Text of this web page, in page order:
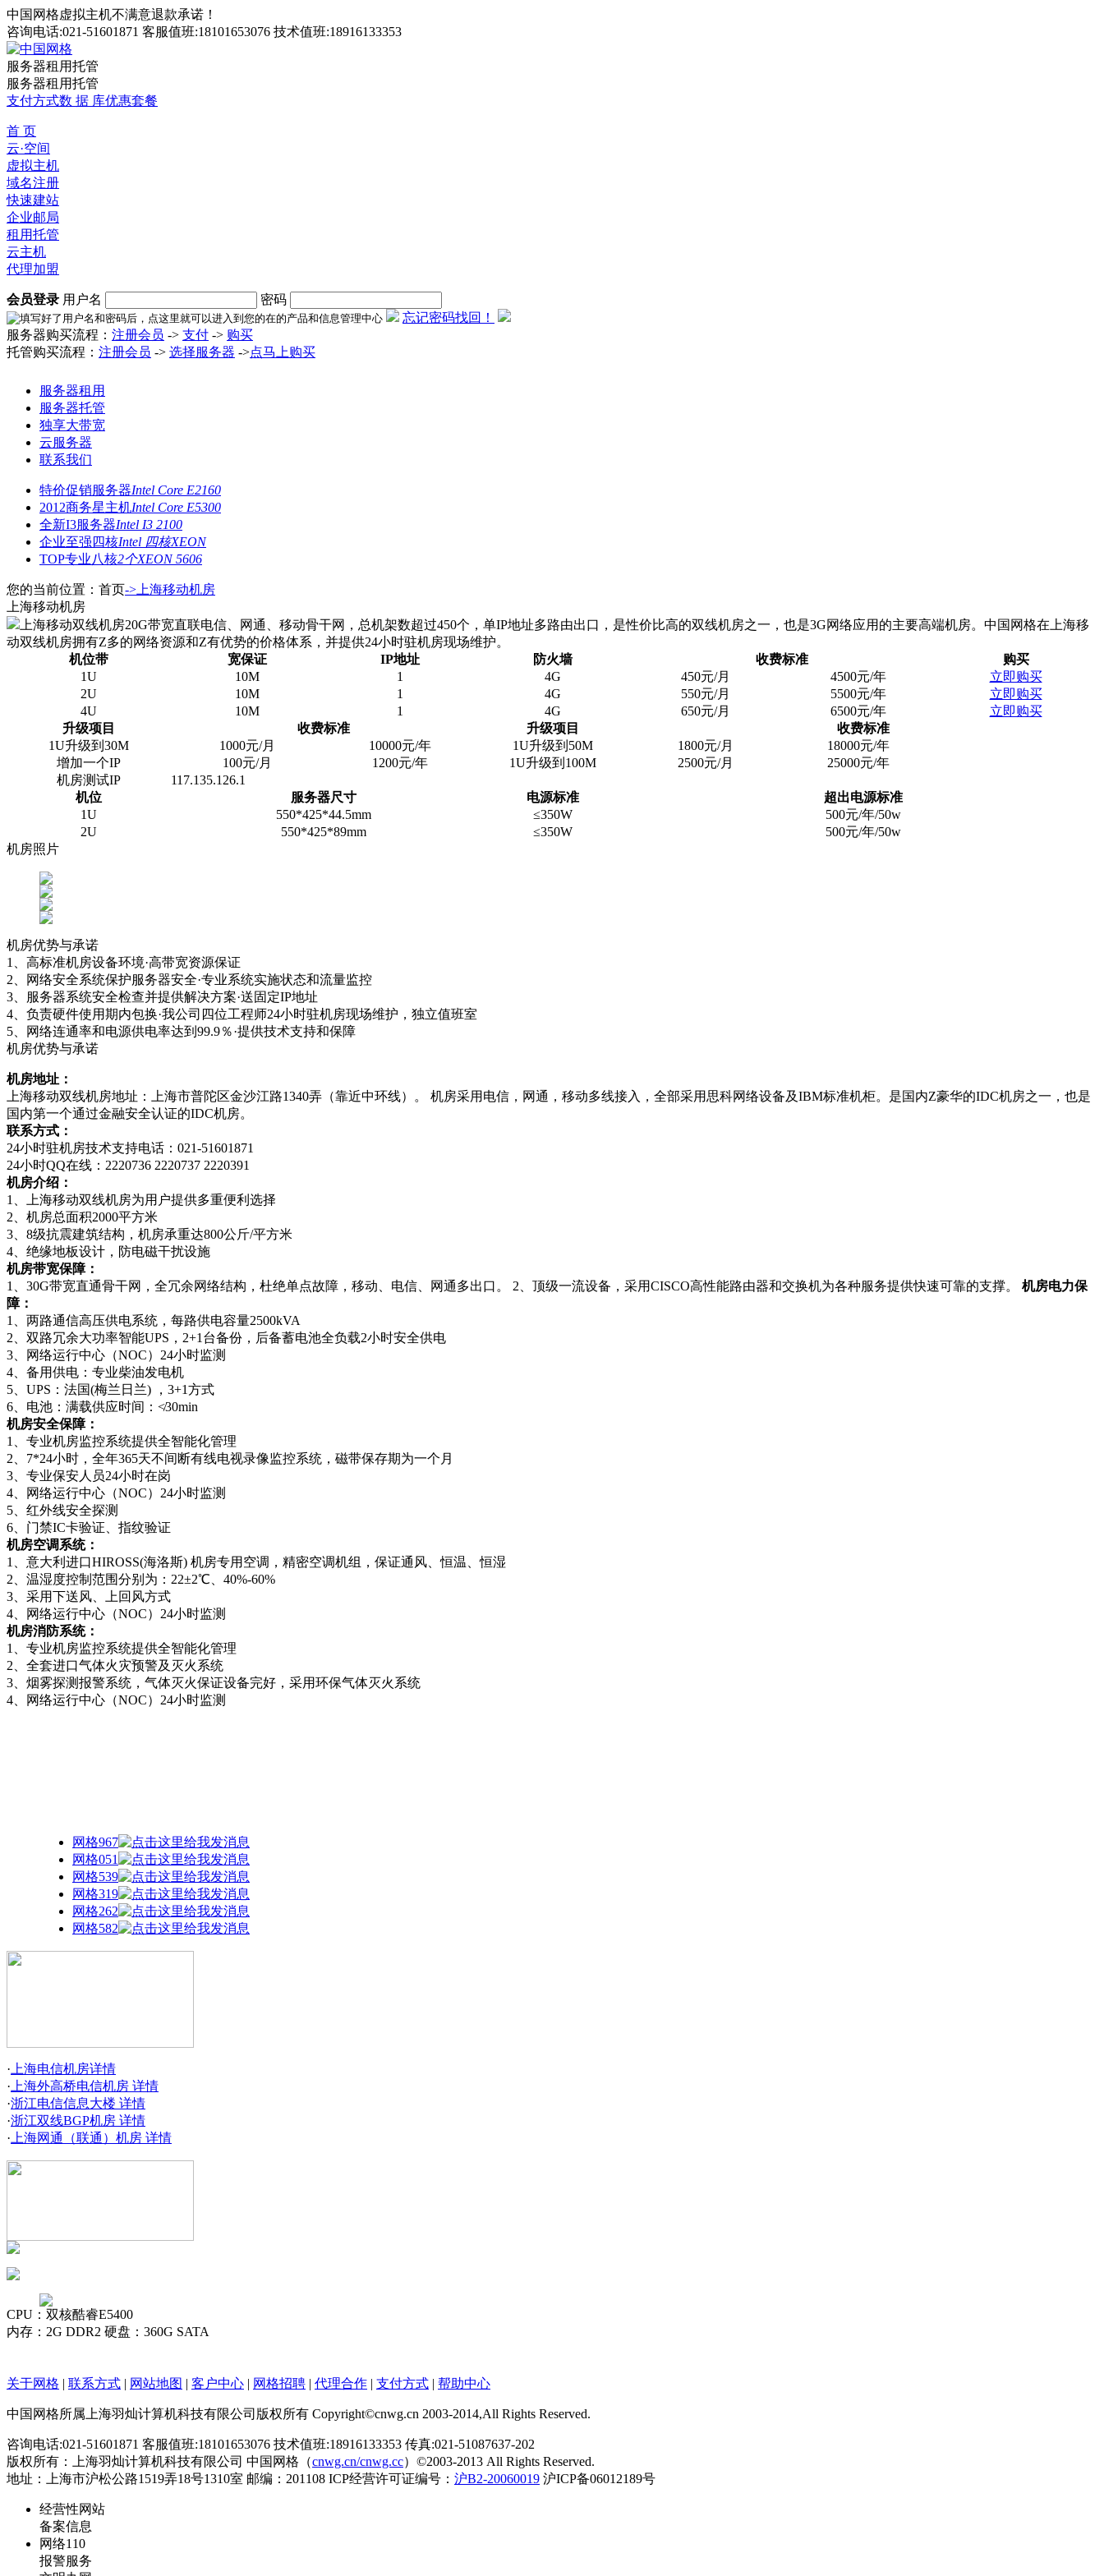
中国网格虚拟主机不满意退款承诺！
咨询电话:021-51601871 客服值班:18101653076 技术值班:18916133353
服务器租用托管
服务器租用托管
支付方式数 据 库优惠套餐
首 页
云·空间
虚拟主机
域名注册
快速建站
企业邮局
租用托管
云主机
代理加盟
会员登录 用户名
密码
忘记密码找回！
服务器购买流程： 注册会员 -> 支付 -> 购买
托管购买流程： 注册会员 -> 选择服务器 ->点马上购买
服务器租用
服务器托管
独享大带宽
云服务器
联系我们
特价促销服务器Intel Core E2160
2012商务星主机Intel Core E5300
全新I3服务器Intel I3 2100
企业至强四核Intel 四核XEON
TOP专业八核2个XEON 5606
您的当前位置：首页->上海移动机房
上海移动机房
上海移动双线机房20G带宽直联电信、网通、移动骨干网，总机架数超过450个，单IP地址多路由出口，是性价比高的双线机房之一，也是3G网络应用的主要高端机房。中国网格在上海移
动双线机房拥有Z多的网络资源和Z有优势的价格体系，并提供24小时驻机房现场维护。
机位带
宽保证 IP地址 防火墙 收费标准
购买
1U
10M 1 4G 450元/月 4500元/年
立即购买
2U
10M 1 4G 550元/月 5500元/年
立即购买
4U
10M 1 4G 650元/月 6500元/年
立即购买
升级项目
收费标准 升级项目
收费标准
1U升级到30M
1000元/月 10000元/年 1U升级到50M 1800元/月
18000元/年
增加一个IP
100元/月 1200元/年 1U升级到100M 2500元/月
25000元/年
机房测试IP
117.135.126.1
机位
服务器尺寸 电源标准
超出电源标准
1U
550*425*44.5mm ≤350W
500元/年/50w
2U
550*425*89mm ≤350W
500元/年/50w
机房照片
机房优势与承诺
1、高标准机房设备环境·高带宽资源保证
2、网络安全系统保护服务器安全·专业系统实施状态和流量监控
3、服务器系统安全检查并提供解决方案·送固定IP地址
4、负责硬件使用期内包换·我公司四位工程师24小时驻机房现场维护，独立值班室
5、网络连通率和电源供电率达到99.9％·提供技术支持和保障
机房优势与承诺
机房地址：
上海移动双线机房地址：上海市普陀区金沙江路1340弄（靠近中环线）。 机房采用电信，网通，移动多线接入，全部采用思科网络设备及IBM标准机柜。是国内Z豪华的IDC机房之一，也是
国内第一个通过金融安全认证的IDC机房。
联系方式：
24小时驻机房技术支持电话：021-51601871
24小时QQ在线：2220736 2220737 2220391
机房介绍：
1、上海移动双线机房为用户提供多重便利选择
2、机房总面积2000平方米
3、8级抗震建筑结构，机房承重达800公斤/平方米
4、绝缘地板设计，防电磁干扰设施
机房带宽保障：
1、30G带宽直通骨干网，全冗余网络结构，杜绝单点故障，移动、电信、网通多出口。 2、顶级一流设备，采用CISCO高性能路由器和交换机为各种服务提供快速可靠的支撑。 机房电力保
障：
1、两路通信高压供电系统，每路供电容量2500kVA
2、双路冗余大功率智能UPS，2+1台备份，后备蓄电池全负载2小时安全供电
3、网络运行中心（NOC）24小时监测
4、备用供电：专业柴油发电机
5、UPS：法国(梅兰日兰) ，3+1方式
6、电池：满载供应时间：≮30min
机房安全保障：
1、专业机房监控系统提供全智能化管理
2、7*24小时，全年365天不间断有线电视录像监控系统，磁带保存期为一个月
3、专业保安人员24小时在岗
4、网络运行中心（NOC）24小时监测
5、红外线安全探测
6、门禁IC卡验证、指纹验证
机房空调系统：
1、意大利进口HIROSS(海洛斯) 机房专用空调，精密空调机组，保证通风、恒温、恒湿
2、温湿度控制范围分别为：22±2℃、40%-60%
3、采用下送风、上回风方式
4、网络运行中心（NOC）24小时监测
机房消防系统：
1、专业机房监控系统提供全智能化管理
2、全套进口气体火灾预警及灭火系统
3、烟雾探测报警系统，气体灭火保证设备完好，采用环保气体灭火系统
4、网络运行中心（NOC）24小时监测
网格967
网格051
网格539
网格319
网格262
网格582
· 上海电信机房详情
· 上海外高桥电信机房 详情
·浙江电信信息大楼 详情
·浙江双线BGP机房 详情
· 上海网通（联通）机房 详情
CPU：双核酷睿E5400
内存：2G DDR2 硬盘：360G SATA
关于网格 | 联系方式 | 网站地图 | 客户中心 | 网格招聘 | 代理合作 | 支付方式 | 帮助中心
中国网格所属上海羽灿计算机科技有限公司版权所有 Copyright©cnwg.cn 2003-2014,All Rights Reserved.
咨询电话:021-51601871 客服值班:18101653076 技术值班:18916133353 传真:021-51087637-202
版权所有：上海羽灿计算机科技有限公司 中国网格（cnwg.cn/cnwg.cc）©2003-2013 All Rights Reserved.
地址：上海市沪松公路1519弄18号1310室 邮编：201108 ICP经营许可证编号： 沪B2-20060019 沪ICP备06012189号
经营性网站
备案信息
网络110
报警服务